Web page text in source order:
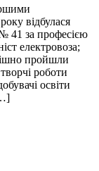
відбулася
№ 41 за професією
електровоза;
пройшли
роботи
освіти